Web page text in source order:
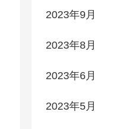
2023年9月
2023年8月
2023年6月
2023年5月